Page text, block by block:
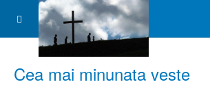
Cea mai minunata veste